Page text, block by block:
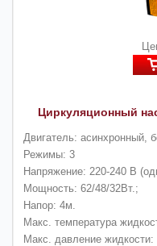
Циркуляционный
Двигатель: асинхронный,
Режимы: 3
Напряжение: 220-240 В
Мощность: 62/48/32Вт.;
Напор: 4м.
Макс. температура
Макс. давление жидкости: